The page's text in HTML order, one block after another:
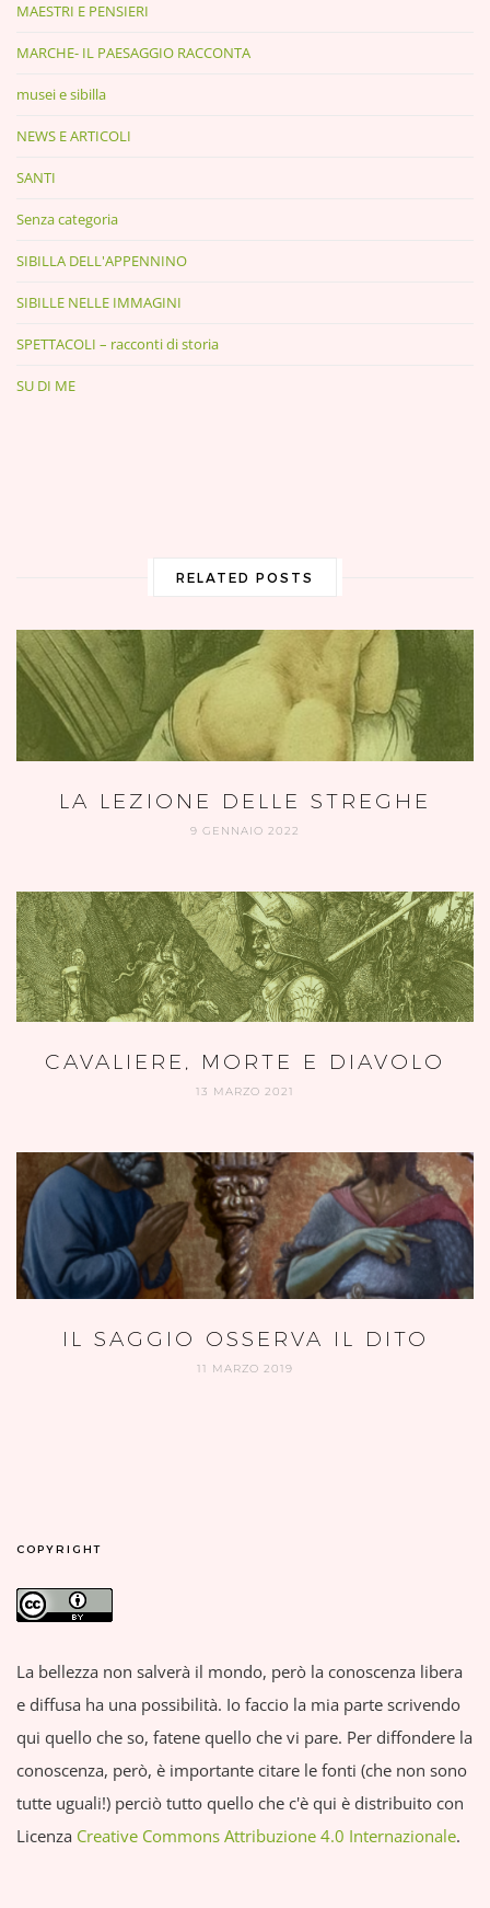
MAESTRI E PENSIERI
MARCHE- IL PAESAGGIO RACCONTA
musei e sibilla
NEWS E ARTICOLI
SANTI
Senza categoria
SIBILLA DELL'APPENNINO
SIBILLE NELLE IMMAGINI
SPETTACOLI – racconti di storia
SU DI ME
RELATED POSTS
LA LEZIONE DELLE STREGHE
9 GENNAIO 2022
CAVALIERE, MORTE E DIAVOLO
13 MARZO 2021
IL SAGGIO OSSERVA IL DITO
11 MARZO 2019
COPYRIGHT
La bellezza non salverà il mondo, però la conoscenza libera
e diffusa ha una possibilità. Io faccio la mia parte scrivendo
qui quello che so, fatene quello che vi pare. Per diffondere la
conoscenza, però, è importante citare le fonti (che non sono
tutte uguali!) perciò tutto quello che c'è qui è distribuito con
Licenza Creative Commons Attribuzione 4.0 Internazionale.